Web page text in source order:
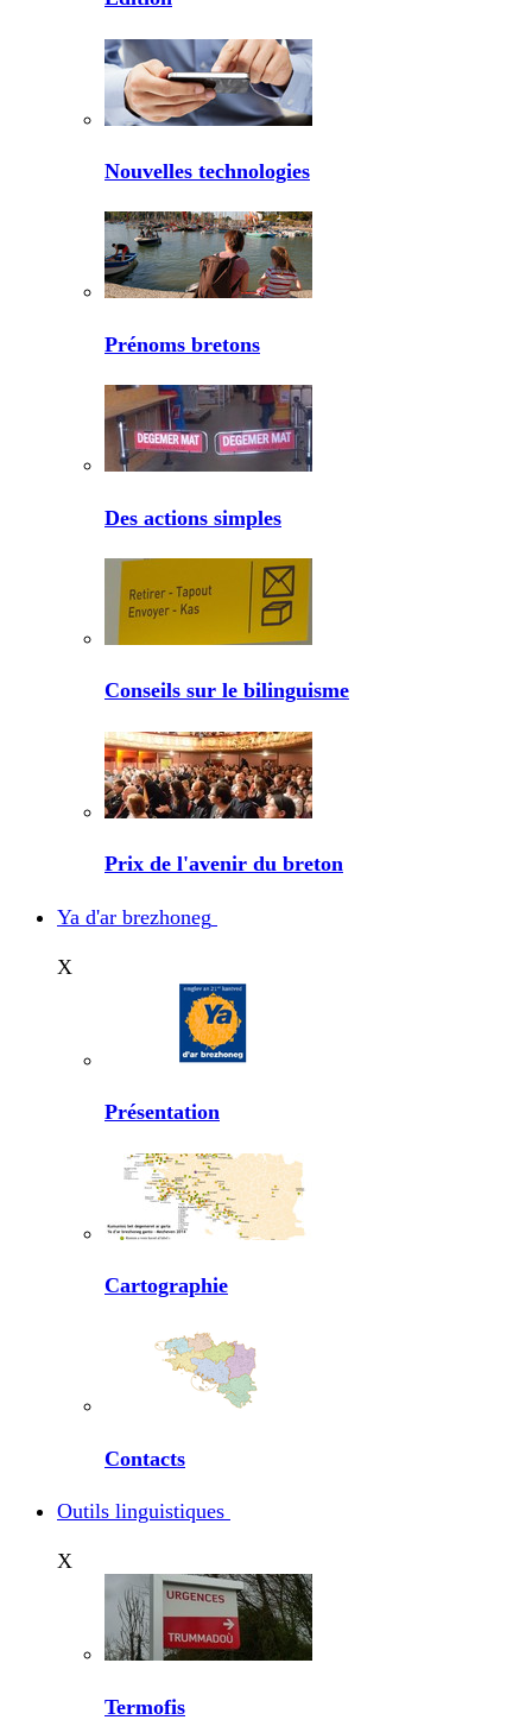
Nouvelles technologies
Prénoms bretons
Des actions simples
Conseils sur le bilinguisme
Prix de l'avenir du breton
Ya d'ar brezhoneg
X
Présentation
Cartographie
Contacts
Outils linguistiques
X
Termofis